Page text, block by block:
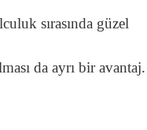
sırasında güzel
da ayrı bir avantaj.